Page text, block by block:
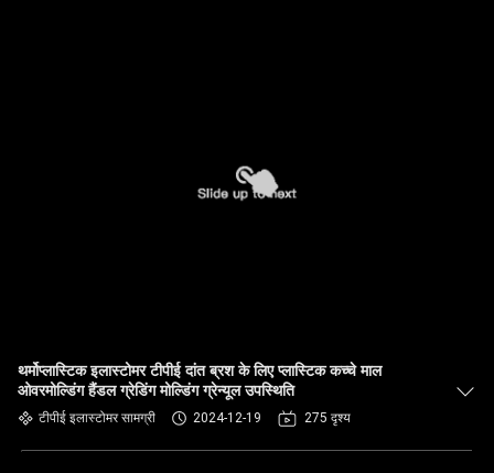
थर्मोप्लास्टिक इलास्टोमर टीपीई दांत ब्रश के लिए प्लास्टिक कच्चे माल
ओवरमोल्डिंग हैंडल ग्रेडिंग मोल्डिंग ग्रेन्यूल उपस्थिति
टीपीई इलास्टोमर सामग्री 2024-12-19 275 दृश्य